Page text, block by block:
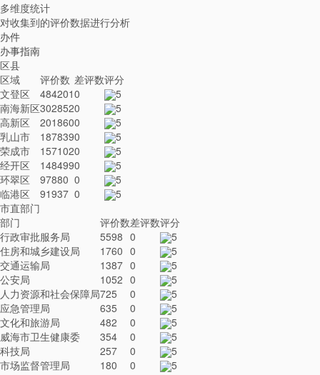
多维度统计
对收集到的评价数据进行分析
办件
办事指南
区县
区域
评价数 差评数评分
文登区
4842010
5
南海新区3028520
5
高新区
2018600
5
乳山市
1878390
5
荣成市
1571020
5
经开区
1484990
5
环翠区
97880 0
5
临港区
91937 0
5
市直部门
部门
评价数差评数评分
行政审批服务局
5598 0
5
住房和城乡建设局
1760 0
5
交通运输局
1387 0
5
公安局
1052 0
5
人力资源和社会保障局725 0
5
应急管理局
635 0
5
文化和旅游局
482 0
5
威海市卫生健康委
354 0
5
科技局
257 0
5
市场监督管理局
180 0
5